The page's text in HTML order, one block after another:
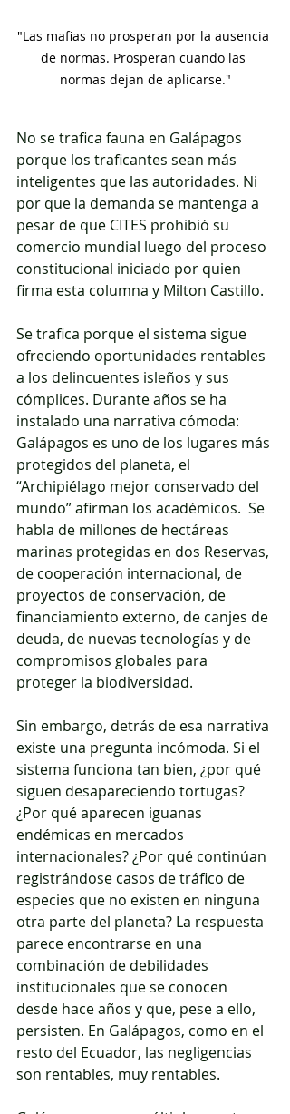
"Las mafias no prosperan por la ausencia
de normas. Prosperan cuando las
normas dejan de aplicarse."
No se trafica fauna en Galápagos
porque los traficantes sean más
inteligentes que las autoridades. Ni
por que la demanda se mantenga a
pesar de que CITES prohibió su
comercio mundial luego del proceso
constitucional iniciado por quien
firma esta columna y Milton Castillo.
Se trafica porque el sistema sigue
ofreciendo oportunidades rentables
a los delincuentes isleños y sus
cómplices. Durante años se ha
instalado una narrativa cómoda:
Galápagos es uno de los lugares más
protegidos del planeta, el
“Archipiélago mejor conservado del
mundo” afirman los académicos.  Se
habla de millones de hectáreas
marinas protegidas en dos Reservas,
de cooperación internacional, de
proyectos de conservación, de
financiamiento externo, de canjes de
deuda, de nuevas tecnologías y de
compromisos globales para
proteger la biodiversidad.
Sin embargo, detrás de esa narrativa
existe una pregunta incómoda. Si el
sistema funciona tan bien, ¿por qué
siguen desapareciendo tortugas?
¿Por qué aparecen iguanas
endémicas en mercados
internacionales? ¿Por qué continúan
registrándose casos de tráfico de
especies que no existen en ninguna
otra parte del planeta? La respuesta
parece encontrarse en una
combinación de debilidades
institucionales que se conocen
desde hace años y que, pese a ello,
persisten. En Galápagos, como en el
resto del Ecuador, las negligencias
son rentables, muy rentables.